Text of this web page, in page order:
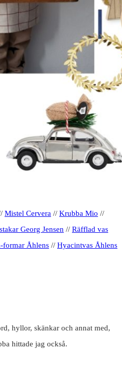
Mistel Cervera // Krubba Mio //
Georg Jensen // Räfflad vas
formar Åhlens // Hyacintvas Åhlens
hyllor, skänkar och annat med,
hittade jag också.